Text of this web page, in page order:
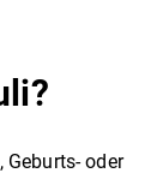
Geburts- oder